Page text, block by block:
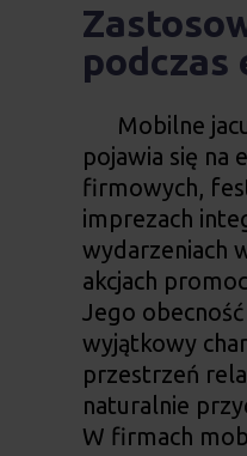
podczas
Mobilne
pojawia się na
firmowych,
imprezach
wydarzeniach
akcjach
Jego
wyjątkowy
przestrzeń
naturalnie
W firmach